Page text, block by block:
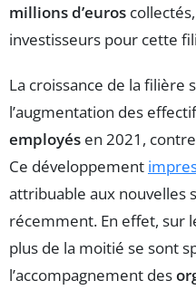
millions d’euros
investisseurs pour cette
La croissance de la filière
l’augmentation des
employés en 2021,
Ce développement
attribuable aux nouvelles
récemment. En effet, sur
plus de la moitié se sont
l’accompagnement des